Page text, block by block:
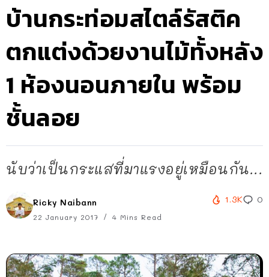
บ้านกระท่อมสไตล์รัสติค
ตกแต่งด้วยงานไม้ทั้งหลัง
1 ห้องนอนภายใน พร้อม
ชั้นลอย
นับว่าเป็นกระแสที่มาแรงอยู่เหมือนกัน...
Ricky Naibann
22 January 2017 4 Mins Read
1.3K 0